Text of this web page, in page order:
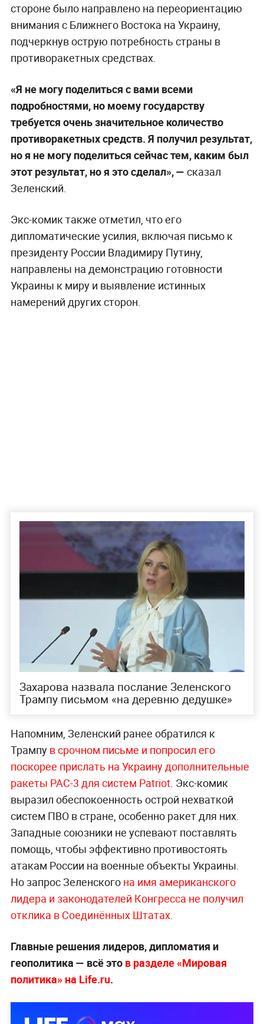
стороне было направлено на переориентацию
внимания с Ближнего Востока на Украину,
подчеркнув острую потребность страны в
противоракетных средствах.
«Я не могу поделиться с вами всеми
подробностями, но моему государству
требуется очень значительное количество
противоракетных средств. Я получил результат,
но я не могу поделиться сейчас тем, каким был
этот результат, но я это сделал», — сказал
Зеленский.
Экс-комик также отметил, что его
дипломатические усилия, включая письмо к
президенту России Владимиру Путину,
направлены на демонстрацию готовности
Украины к миру и выявление истинных
намерений других сторон.
Захарова назвала послание Зеленского
Трампу письмом «на деревню дедушке»
Напомним, Зеленский ранее обратился к
Трампу в срочном письме и попросил его
поскорее прислать на Украину дополнительные
ракеты PAC-3 для систем Patriot. Экс-комик
выразил обеспокоенность острой нехваткой
систем ПВО в стране, особенно ракет для них.
Западные союзники не успевают поставлять
помощь, чтобы эффективно противостоять
атакам России на военные объекты Украины.
Но запрос Зеленского на имя американского
лидера и законодателей Конгресса не получил
отклика в Соединённых Штатах.
Главные решения лидеров, дипломатия и
геополитика — всё это в разделе «Мировая
политика» на Life.ru.